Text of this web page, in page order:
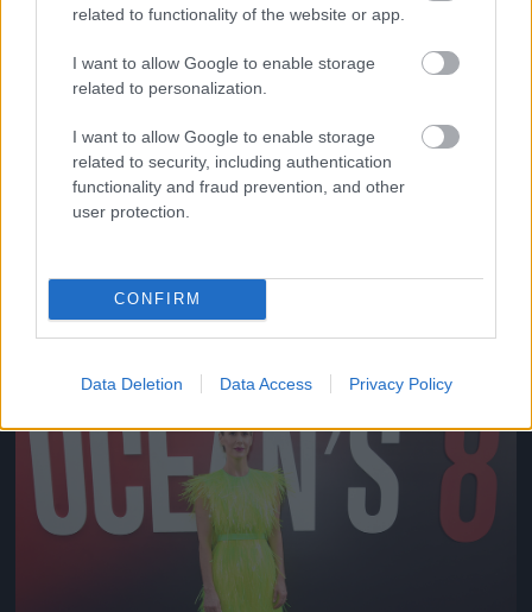
related to functionality of the website or app.
I want to allow Google to enable storage
related to personalization.
I want to allow Google to enable storage
related to security, including authentication
functionality and fraud prevention, and other
user protection.
CONFIRM
Data Deletion Data Access Privacy Policy
Fotó: Dimitrios Kambouris / Getty Images Hungary
Jön még kép!